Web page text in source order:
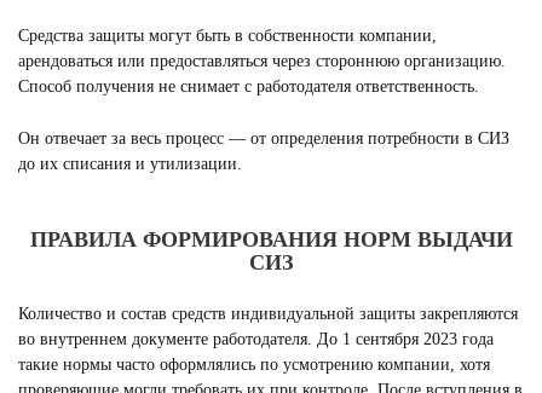
Средства защиты могут быть в собственности компании,
арендоваться или предоставляться через стороннюю организацию.
Способ получения не снимает с работодателя ответственность.
Он отвечает за весь процесс — от определения потребности в СИЗ
до их списания и утилизации.
ПРАВИЛА ФОРМИРОВАНИЯ НОРМ ВЫДАЧИ
СИЗ
Количество и состав средств индивидуальной защиты закрепляются
во внутреннем документе работодателя. До 1 сентября 2023 года
такие нормы часто оформлялись по усмотрению компании, хотя